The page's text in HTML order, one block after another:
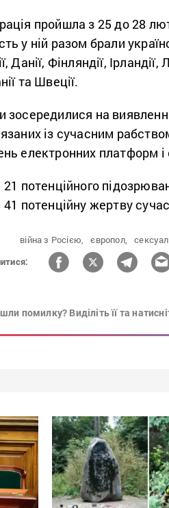
пройшла з 25 до 28
у ній разом брали
Данії, Фінляндії,
та Швеції.
зосередилися на
із сучасним
електронних платформ і
21 потенційного
41 потенційну жертву
війна з Росією, європол,
помилку? Виділіть її та